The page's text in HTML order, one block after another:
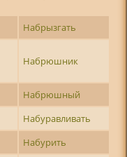
Набрызгать
Набрюшник
Набрюшный
Набуравливать
Набурить